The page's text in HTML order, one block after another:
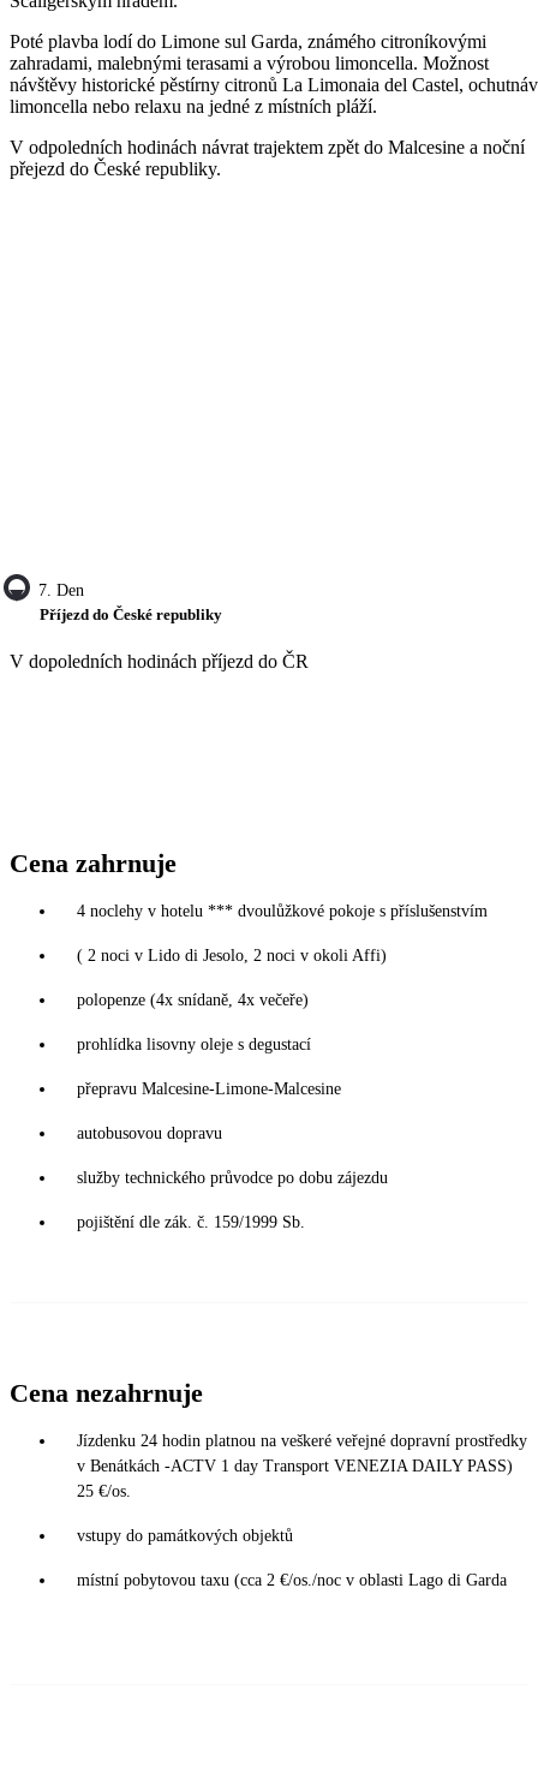
Poté plavba lodí do Limone sul Garda, známého citroníkovými
zahradami, malebnými terasami a výrobou limoncella. Možnost
návštěvy historické pěstírny citronů La Limonaia del Castel,
limoncella nebo relaxu na jedné z místních pláží.
V odpoledních hodinách návrat trajektem zpět do Malcesine a noční
přejezd do České republiky.
7. Den
Příjezd do České republiky
V dopoledních hodinách příjezd do ČR
Cena zahrnuje
4 noclehy v hotelu *** dvoulůžkové pokoje s příslušenstvím
( 2 noci v Lido di Jesolo, 2 noci v okoli Affi)
polopenze (4x snídaně, 4x večeře)
prohlídka lisovny oleje s degustací
přepravu Malcesine-Limone-Malcesine
autobusovou dopravu
služby technického průvodce po dobu zájezdu
pojištění dle zák. č. 159/1999 Sb.
Cena nezahrnuje
Jízdenku 24 hodin platnou na veškeré veřejné dopravní prostředky
v Benátkách -ACTV 1 day Transport VENEZIA DAILY PASS)
25 €/os.
vstupy do památkových objektů
místní pobytovou taxu (cca 2 €/os./noc v oblasti Lago di Garda